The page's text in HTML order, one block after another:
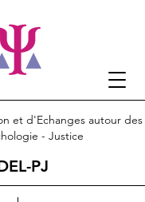
et d'Echanges autour des
- Justice
PJ